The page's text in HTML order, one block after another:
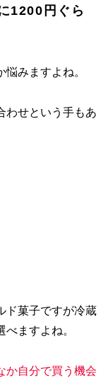
1200円ぐら
みますよね。
わせという手もあ
ド菓子ですが冷蔵
ますよね。
か自分で買う機会